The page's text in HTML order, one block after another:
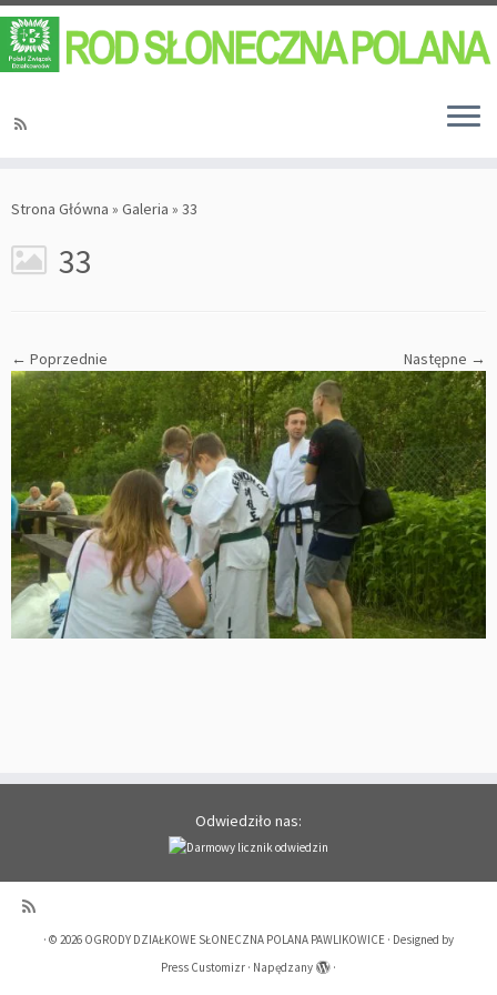
Strona Główna » Galeria » 33
33
← Poprzednie Następne →
Odwiedziło nas:
· © 2026 OGRODY DZIAŁKOWE SŁONECZNA POLANA PAWLIKOWICE · Designed by
Press Customizr · Napędzany ·